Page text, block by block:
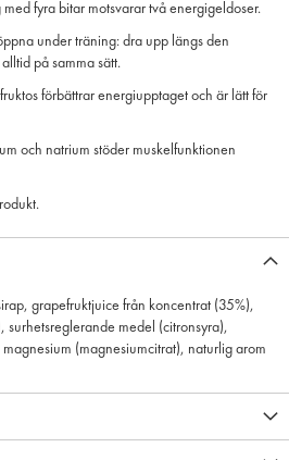
fyra bitar motsvarar två energigeldoser.
under träning: dra upp längs den
på samma sätt.
förbättrar energiupptaget och är lätt för
och natrium stöder muskelfunktionen
grapefruktjuice från koncentrat (35%),
surhetsreglerande medel (citronsyra),
(magnesiumcitrat), naturlig arom